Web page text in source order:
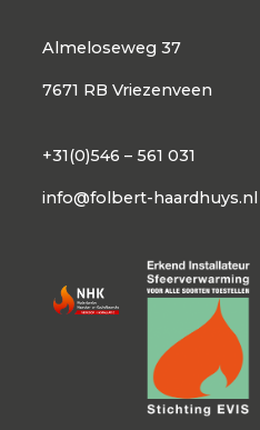
Almeloseweg 37
7671 RB Vriezenveen
+31(0)546 – 561 031
info@folbert-haardhuys.nl